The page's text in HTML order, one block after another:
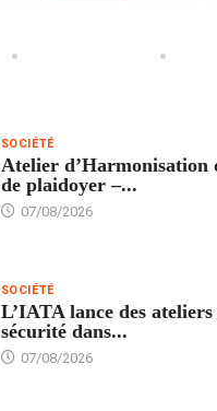
SOCIÉTÉ
Atelier d’Harmonisation
de plaidoyer –...
07/08/2026
SOCIÉTÉ
L’IATA lance des
sécurité dans...
07/08/2026